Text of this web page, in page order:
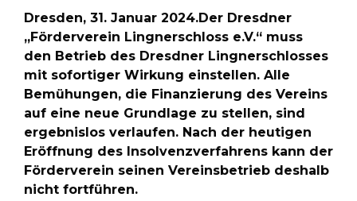
Dresden, 31. Januar 2024.Der Dresdner
„Förderverein Lingnerschloss e.V.“ muss
den Betrieb des Dresdner Lingnerschlosses
mit sofortiger Wirkung einstellen. Alle
Bemühungen, die Finanzierung des Vereins
auf eine neue Grundlage zu stellen, sind
ergebnislos verlaufen. Nach der heutigen
Eröffnung des Insolvenzverfahrens kann der
Förderverein seinen Vereinsbetrieb deshalb
nicht fortführen.